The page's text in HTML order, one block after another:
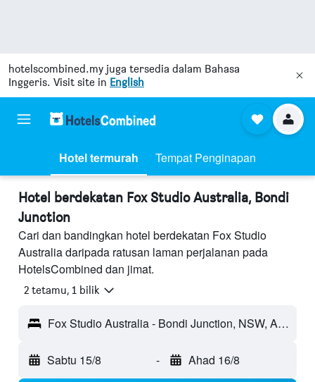
hotelscombined.my juga tersedia dalam Bahasa
Inggeris. Visit site in English
Hotel termurah Tempat Penginapan
Hotel berdekatan Fox Studio Australia, Bondi
Junction
Cari dan bandingkan hotel berdekatan Fox Studio
Australia daripada ratusan laman perjalanan pada
HotelsCombined dan jimat.
2 tetamu, 1 bilik
Fox Studio Australia - Bondi Junction, NSW, Australia
Sabtu 15/8 - Ahad 16/8